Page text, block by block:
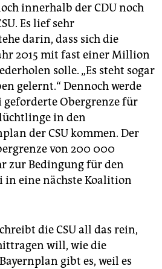
innerhalb der CDU noch
Es lief sehr
darin, dass sich die
2015 mit fast einer Million
solle. „Es steht sogar
gelernt.“ Dennoch werde
geforderte Obergrenze für
in den
der CSU kommen. Der
von 200 000
zur Bedingung für den
eine nächste Koalition
die CSU all das rein,
will, wie die
gibt es, weil es